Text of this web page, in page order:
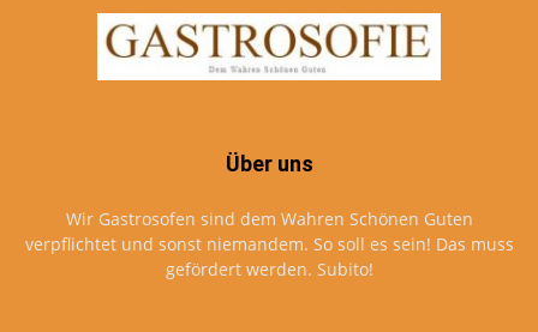
Über uns
Wir Gastrosofen sind dem Wahren Schönen Guten
verpflichtet und sonst niemandem. So soll es sein! Das muss
gefördert werden. Subito!